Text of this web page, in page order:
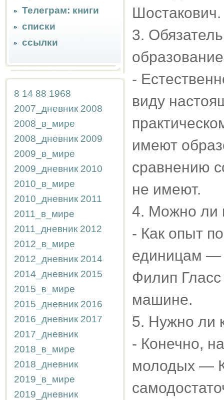
Телеграм: книги
списки
ссылки
8 14 88 1968
2007_дневник 2008
2008_в_мире
2008_дневник 2009
2009_в_мире
2009_дневник 2010
2010_в_мире
2010_дневник 2011
2011_в_мире
2011_дневник 2012
2012_в_мире
2012_дневник 2014
2014_дневник 2015
2015_в_мире
2015_дневник 2016
2016_дневник 2017
2017_дневник
2018_в_мире
2018_дневник
2019_в_мире
2019_дневник
Шостакович.
3.
-
виду
имеют
сравнению
не имеют.
4. Можно ли
- Как опыт
единицам —
Филип
машине.
5. Нужно ли
- Конечно,
молодых —